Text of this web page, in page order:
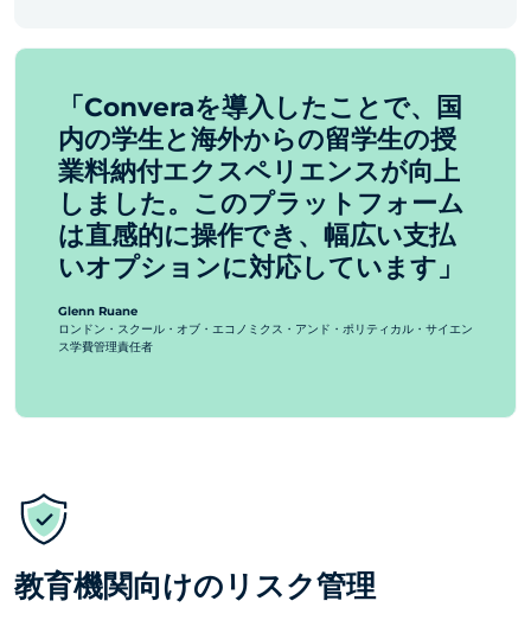
「Converaを導入したことで、国
内の学生と海外からの留学生の授
業料納付エクスペリエンスが向上
しました。このプラットフォーム
は直感的に操作でき、幅広い支払
いオプションに対応しています」
Glenn Ruane
ロンドン・スクール・オブ・エコノミクス・アンド・ポリティカル・サイエン
ス学費管理責任者
教育機関向けのリスク管理